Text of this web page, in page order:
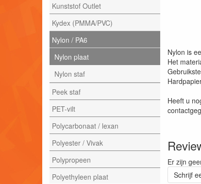
Kunststof Outlet
Kydex (PMMA/PVC)
Nylon / PA6
Nylon plaat
Nylon staf
Peek staf
PET-vilt
Polycarbonaat / lexan
Polyester / Vivak
Polypropeen
Polyethyleen plaat
Nylon is
Het
Heeft u
Er zijn
Schrijf